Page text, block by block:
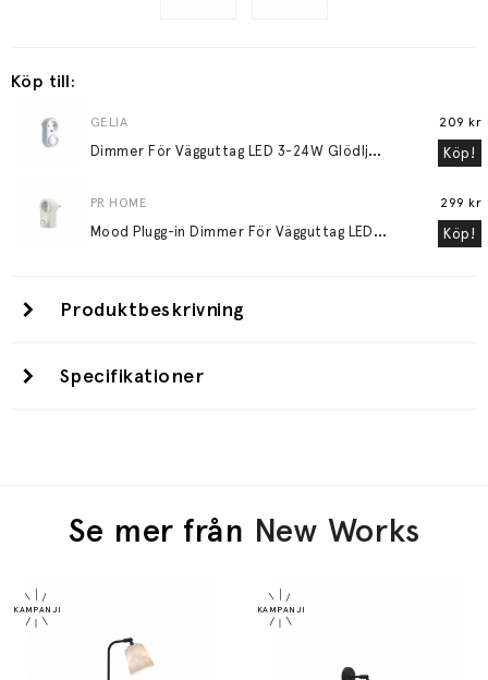
Köp till:
GELIA
D
immer För Vägguttag LED 3-24W Glödljus 30-200W
209 kr
Köp!
PR HOME
M
ood Plugg-in Dimmer För Vägguttag LED 3-24W Glödljus 30-200W Vit
299 kr
Köp!
Produktbeskrivning
Specifikationer
Se mer från New Works